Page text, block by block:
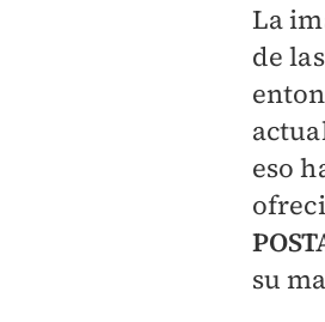
La
de
eso
su